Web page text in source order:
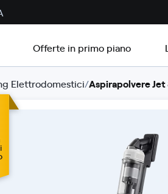
Offerte in primo piano
Elettrodomestici/Aspirapolvere